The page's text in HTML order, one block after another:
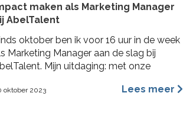
maken als Marketing Manager
AbelTalent
oktober ben ik voor 16 uur in de week
Marketing Manager aan de slag bij
Mijn uitdaging: met onze
in de fysieke leefomgeving.
oktober 2023 Lees meer